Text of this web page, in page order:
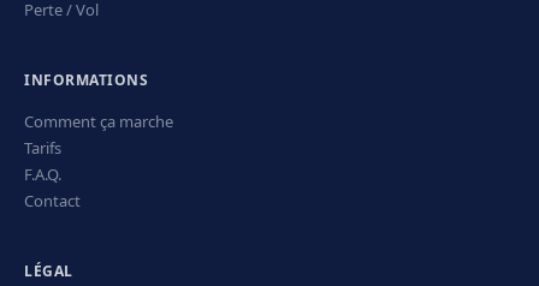
Perte / Vol
INFORMATIONS
Comment ça marche
Tarifs
F.A.Q.
Contact
LÉGAL